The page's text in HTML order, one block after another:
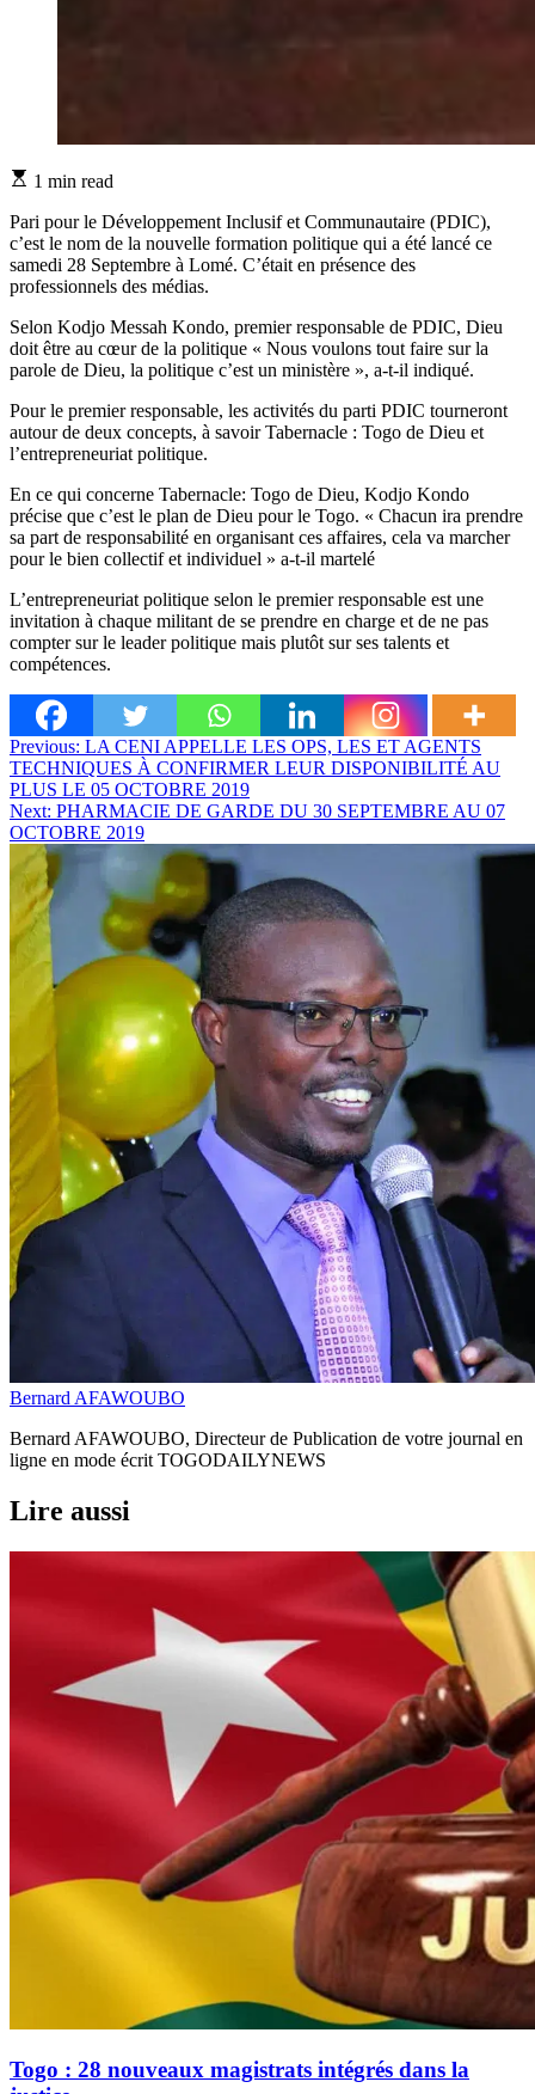
Estimated
time
1 min read
Pari pour le Développement Inclusif et Communautaire (PDIC),
c’est le nom de la nouvelle formation politique qui a été lancé ce
samedi 28 Septembre à Lomé. C’était en présence des
professionnels des médias.
Selon Kodjo Messah Kondo, premier responsable de PDIC, Dieu
doit être au cœur de la politique « Nous voulons tout faire sur la
parole de Dieu, la politique c’est un ministère », a-t-il indiqué.
Pour le premier responsable, les activités du parti PDIC tourneront
autour de deux concepts, à savoir Tabernacle : Togo de Dieu et
l’entrepreneuriat politique.
En ce qui concerne Tabernacle: Togo de Dieu, Kodjo Kondo
précise que c’est le plan de Dieu pour le Togo. « Chacun ira prendre
sa part de responsabilité en organisant ces affaires, cela va marcher
pour le bien collectif et individuel » a-t-il martelé
L’entrepreneuriat politique selon le premier responsable est une
invitation à chaque militant de se prendre en charge et de ne pas
compter sur le leader politique mais plutôt sur ses talents et
compétences.
Navigation
de
l’article
Previous: LA CENI APPELLE LES OPS, LES ET AGENTS
TECHNIQUES À CONFIRMER LEUR DISPONIBILITÉ AU
PLUS LE 05 OCTOBRE 2019
Next: PHARMACIE DE GARDE DU 30 SEPTEMBRE AU 07
OCTOBRE 2019
Bernard AFAWOUBO
Bernard AFAWOUBO, Directeur de Publication de votre journal en
ligne en mode écrit TOGODAILYNEWS
Lire aussi
Togo : 28 nouveaux magistrats intégrés dans la